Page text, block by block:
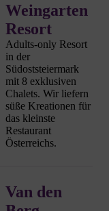
Weingarten
Resort
Adults-only Resort
in der
Südoststeiermark
mit 8 exklusiven
Chalets. Wir liefern
süße Kreationen für
das kleinste
Restaurant
Österreichs.
Van den